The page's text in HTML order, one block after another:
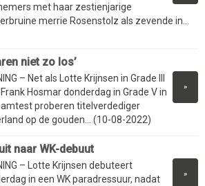
met haar zestienjarige
merrie Rosenstolz als zevende in...
niet zo los’
»
– Net als Lotte Krijnsen in Grade III
Hosmar donderdag in Grade V in
proberen titelverdediger
op de gouden... (10-08-2022)
naar WK-debuut
»
– Lotte Krijnsen debuteert
in een WK paradressuur, nadat